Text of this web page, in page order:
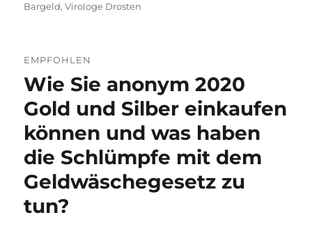
Bargeld,Virologe Drosten
EMPFOHLEN
Wie Sie anonym 2020
Gold und Silber einkaufen
können und was haben
die Schlümpfe mit dem
Geldwäschegesetz zu
tun?